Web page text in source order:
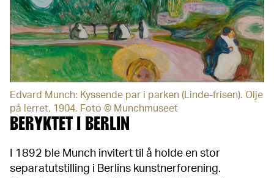
Edvard Munch: Kyssende par i parken (Linde-frisen). Olje
på lerret, 1904. Foto © Munchmuseet
BERYKTET I BERLIN
I 1892 ble Munch invitert til å holde en stor
separatutstilling i Berlins kunstnerforening.